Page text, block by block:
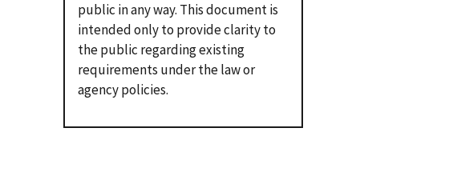
public in any way. This document is
intended only to provide clarity to
the public regarding existing
requirements under the law or
agency policies.